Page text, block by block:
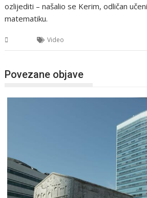
ozlijediti – našalio se Kerim, odličan
matematiku.
Video
Povezane objave